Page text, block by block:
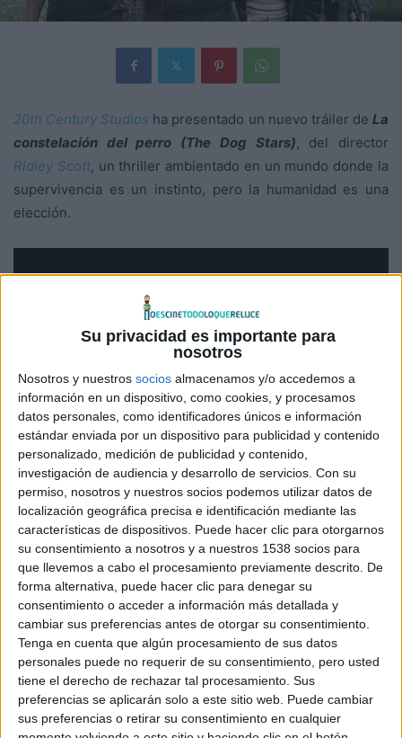
Su privacidad es importante para
nosotros
Nosotros y nuestros socios almacenamos y/o accedemos a
información en un dispositivo, como cookies, y procesamos
datos personales, como identificadores únicos e información
estándar enviada por un dispositivo para publicidad y contenido
personalizado, medición de publicidad y contenido,
investigación de audiencia y desarrollo de servicios. Con su
permiso, nosotros y nuestros socios podemos utilizar datos de
localización geográfica precisa e identificación mediante las
características de dispositivos. Puede hacer clic para otorgarnos
su consentimiento a nosotros y a nuestros 1538 socios para
que llevemos a cabo el procesamiento previamente descrito. De
forma alternativa, puede hacer clic para denegar su
consentimiento o acceder a información más detallada y
cambiar sus preferencias antes de otorgar su consentimiento.
Tenga en cuenta que algún procesamiento de sus datos
personales puede no requerir de su consentimiento, pero usted
tiene el derecho de rechazar tal procesamiento. Sus
preferencias se aplicarán solo a este sitio web. Puede cambiar
sus preferencias o retirar su consentimiento en cualquier
20th Century Studios ha presentado un nuevo tráiler deLa
constelación del perro (The Dog Stars), del director
Ridley Scott, un thriller ambientado en un mundo donde la
supervivencia es un instinto, pero la humanidad es una
elección.
EnLa constelación del perroScottcuenta la historia de
Hig, un joven piloto que, junto con un militar experto en
supervivencia, Bangley, ha construido un hogar eficiente
pero aislado en un mundo postapocalíptico, hasta que una
misteriosa transmisión de radio impulsa a Hig a
aventurarse en lo desconocido en busca de la esperanza y
la humanidad que aún cree que existen.
Basada en el best-seller dePeter Heller, cuenta con un
reparto aclamado por la crítica, entre los que se incluyen
Jacob Elordi, Josh Brolin, Margaret Qualley, Guy Pearce,